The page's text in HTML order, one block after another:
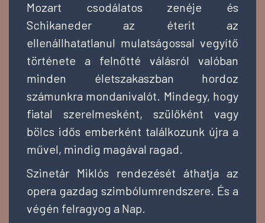
Mozart csodálatos zenéje és
Schikaneder az éterit az
ellenállhatatlanul mulatságossal vegyítő
története a felnőtté válásról valóban
minden életszakaszban hordoz
számunkra mondanivalót. Mindegy, hogy
fiatal szerelmesként, szülőként vagy
bölcs idős emberként találkozunk újra a
művel, mindig magával ragad.
Szinetár Miklós rendezését áthatja az
opera gazdag szimbólumrendszere. És a
végén felragyog a Nap.